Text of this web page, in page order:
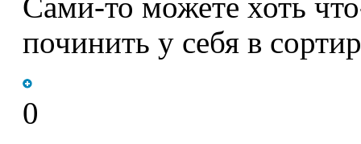
Сами-то можете хоть
починить у себя в
0